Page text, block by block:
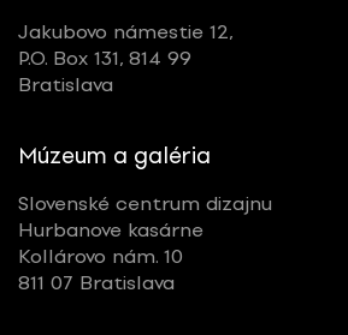
Jakubovo námestie 12,
P.O. Box 131, 814 99
Bratislava
Múzeum a galéria
Slovenské centrum dizajnu
Hurbanove kasárne
Kollárovo nám. 10
811 07 Bratislava